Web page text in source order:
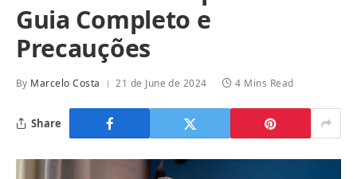
Guia Completo e
Precauções
By Marcelo Costa 21 de June de 2024 4 Mins Read
Share